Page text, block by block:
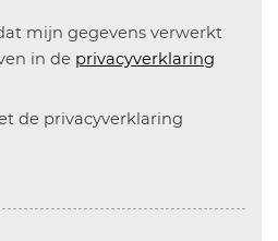
mijn gegevens verwerkt
in de privacyverklaring
de privacyverklaring